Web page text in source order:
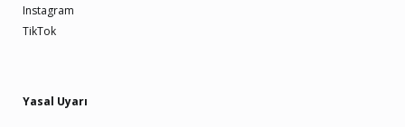
Instagram
TikTok
Yasal Uyarı